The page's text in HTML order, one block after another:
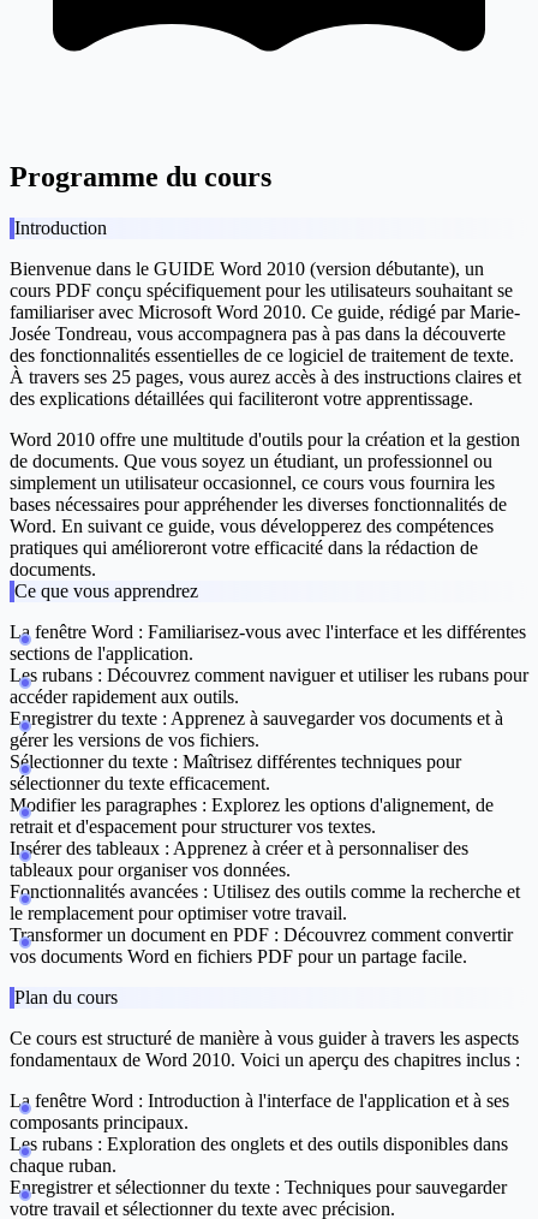
Programme du cours
Introduction
Bienvenue dans le GUIDE Word 2010 (version débutante), un
cours PDF conçu spécifiquement pour les utilisateurs souhaitant se
familiariser avec Microsoft Word 2010. Ce guide, rédigé parMarie-
Josée Tondreau, vous accompagnera pas à pas dans la découverte
des fonctionnalités essentielles de ce logiciel de traitement de texte.
À travers ses 25 pages, vous aurez accès à des instructions claires et
des explications détaillées qui faciliteront votre apprentissage.
Word 2010 offre une multitude d'outils pour la création et la gestion
de documents. Que vous soyez un étudiant, un professionnel ou
simplement un utilisateur occasionnel, ce cours vous fournira les
bases nécessaires pour appréhender les diverses fonctionnalités de
Word. En suivant ce guide, vous développerez des compétences
pratiques qui amélioreront votre efficacité dans la rédaction de
documents.
Ce que vous apprendrez
La fenêtre Word : Familiarisez-vous avec l'interface et les différentes
sections de l'application.
Les rubans : Découvrez comment naviguer et utiliser les rubans pour
accéder rapidement aux outils.
Enregistrer du texte : Apprenez à sauvegarder vos documents et à
gérer les versions de vos fichiers.
Sélectionner du texte : Maîtrisez différentes techniques pour
sélectionner du texte efficacement.
Modifier les paragraphes : Explorez les options d'alignement, de
retrait et d'espacement pour structurer vos textes.
Insérer des tableaux : Apprenez à créer et à personnaliser des
tableaux pour organiser vos données.
Fonctionnalités avancées : Utilisez des outils comme la recherche et
le remplacement pour optimiser votre travail.
Transformer un document en PDF : Découvrez comment convertir
vos documents Word en fichiers PDF pour un partage facile.
Plan du cours
Ce cours est structuré de manière à vous guider à travers les aspects
fondamentaux de Word 2010. Voici un aperçu des chapitres inclus :
La fenêtre Word : Introduction à l'interface de l'application et à ses
composants principaux.
Les rubans : Exploration des onglets et des outils disponibles dans
chaque ruban.
Enregistrer et sélectionner du texte : Techniques pour sauvegarder
votre travail et sélectionner du texte avec précision.